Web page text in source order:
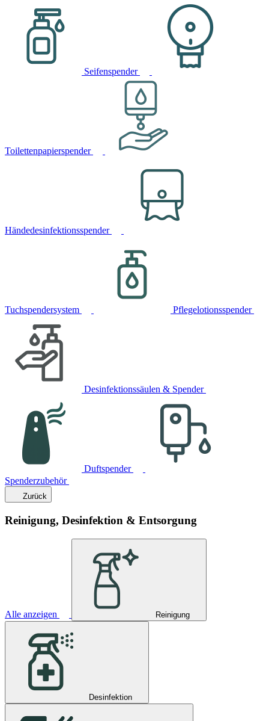
Seifenspender
Toilettenpapierspender
Händedesinfektionsspender
Tuchspendersystem Pflegelotionsspender
Desinfektionssäulen & Spender
Duftspender
Spenderzubehör
Zurück
Reinigung, Desinfektion & Entsorgung
Alle anzeigen Reinigung
Desinfektion